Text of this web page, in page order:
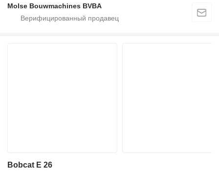
Molse Bouwmachines BVBA
Bobcat E 26